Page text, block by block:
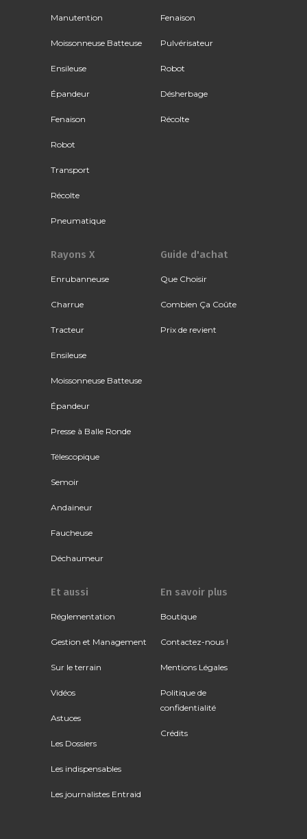
Manutention
Moissonneuse Batteuse
Ensileuse
Épandeur
Fenaison
Robot
Transport
Récolte
Pneumatique
Fenaison
Pulvérisateur
Robot
Désherbage
Récolte
Rayons X
Enrubanneuse
Charrue
Tracteur
Ensileuse
Moissonneuse Batteuse
Épandeur
Presse à Balle Ronde
Télescopique
Semoir
Andaineur
Faucheuse
Déchaumeur
Guide d'achat
Que Choisir
Combien Ça Coûte
Prix de revient
Et aussi
Réglementation
Gestion et Management
Sur le terrain
Vidéos
Astuces
Les Dossiers
Les indispensables
Les journalistes Entraid
En savoir plus
Boutique
Contactez-nous !
Mentions Légales
Politique de
confidentialité
Crédits